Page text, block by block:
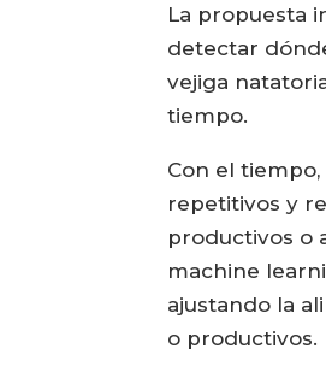
La propuesta
detectar
vejiga
tiempo.
Con el
repetitivos y
productivos o
machine
ajustando la
o productivos.